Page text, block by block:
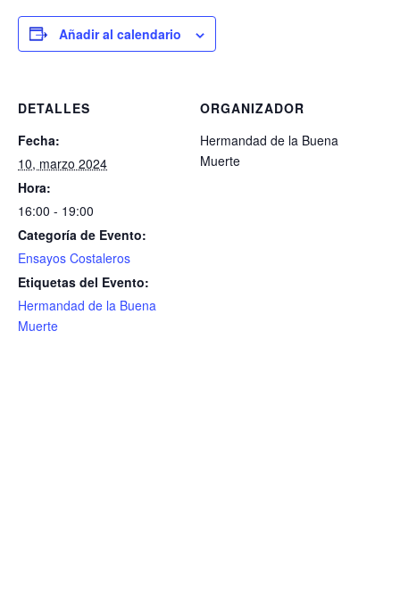
Añadir al calendario
DETALLES
Fecha:
10, marzo 2024
Hora:
16:00 - 19:00
Categoría de Evento:
Ensayos Costaleros
Etiquetas del Evento:
Hermandad de la Buena
Muerte
ORGANIZADOR
Hermandad de la Buena
Muerte